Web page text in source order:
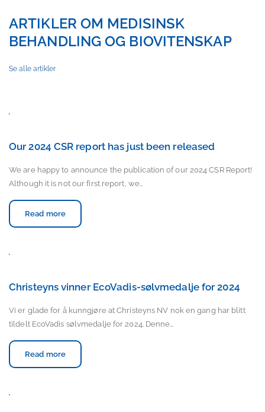
ARTIKLER OM MEDISINSK
BEHANDLING OG BIOVITENSKAP
Se alle artikler
Our 2024 CSR report has just been released
We are happy to announce the publication of our 2024 CSR Report!
Although it is not our first report, we…
Read more
Christeyns vinner EcoVadis-sølvmedalje for 2024
Vi er glade for å kunngjøre at Christeyns NV nok en gang har blitt
tildelt EcoVadis sølvmedalje for 2024. Denne…
Read more